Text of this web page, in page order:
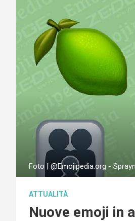
Foto | @Emojipedia.org -
ATTUALITÀ
Nuove emoji in